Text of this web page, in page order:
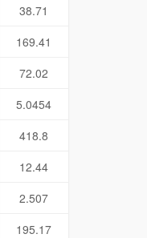
38.71
169.41
72.02
5.0454
418.8
12.44
2.507
195.17